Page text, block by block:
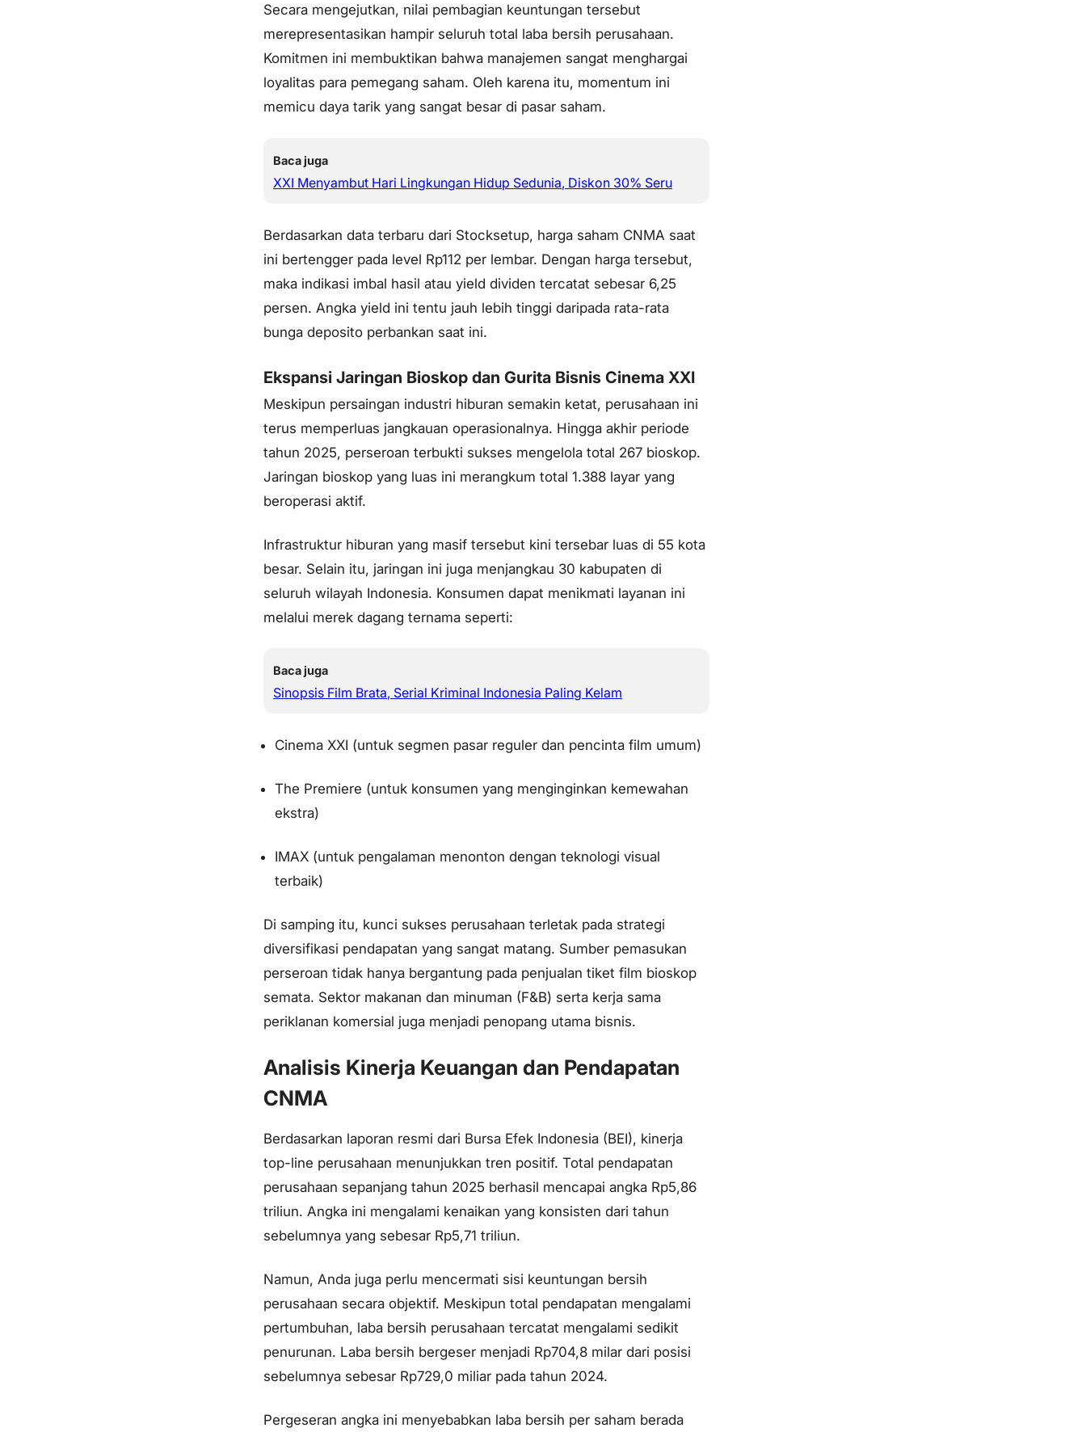
Secara mengejutkan, nilai pembagian keuntungan tersebut
merepresentasikan hampir seluruh total laba bersih perusahaan.
Komitmen ini membuktikan bahwa manajemen sangat menghargai
loyalitas para pemegang saham. Oleh karena itu, momentum ini
memicu daya tarik yang sangat besar di pasar saham.
Baca juga
XXI Menyambut Hari Lingkungan Hidup Sedunia, Diskon 30% Seru
Berdasarkan data terbaru dari Stocksetup, harga saham CNMA saat
ini bertengger pada level Rp112 per lembar. Dengan harga tersebut,
maka indikasi imbal hasil atauyield dividen tercatat sebesar 6,25
persen. Angkayield ini tentu jauh lebih tinggi daripada rata-rata
bunga deposito perbankan saat ini.
Ekspansi Jaringan Bioskop dan Gurita Bisnis Cinema XXI
Meskipun persaingan industri hiburan semakin ketat, perusahaan ini
terus memperluas jangkauan operasionalnya. Hingga akhir periode
tahun 2025, perseroan terbukti sukses mengelola total 267 bioskop.
Jaringan bioskop yang luas ini merangkum total 1.388 layar yang
beroperasi aktif.
Infrastruktur hiburan yang masif tersebut kini tersebar luas di 55 kota
besar. Selain itu, jaringan ini juga menjangkau 30 kabupaten di
seluruh wilayah Indonesia. Konsumen dapat menikmati layanan ini
melalui merek dagang ternama seperti:
Baca juga
Sinopsis Film Brata, Serial Kriminal Indonesia Paling Kelam
Cinema XXI (untuk segmen pasar reguler dan pencinta film umum)
The Premiere (untuk konsumen yang menginginkan kemewahan
ekstra)
IMAX (untuk pengalaman menonton dengan teknologi visual
terbaik)
Di samping itu, kunci sukses perusahaan terletak pada strategi
diversifikasi pendapatan yang sangat matang. Sumber pemasukan
perseroan tidak hanya bergantung pada penjualan tiket film bioskop
semata. Sektor makanan dan minuman (F&B) serta kerja sama
periklanan komersial juga menjadi penopang utama bisnis.
Analisis Kinerja Keuangan dan Pendapatan
CNMA
Berdasarkan laporan resmi dari Bursa Efek Indonesia (BEI), kinerja
top-line perusahaan menunjukkan tren positif. Total pendapatan
perusahaan sepanjang tahun 2025 berhasil mencapai angka Rp5,86
triliun. Angka ini mengalami kenaikan yang konsisten dari tahun
sebelumnya yang sebesar Rp5,71 triliun.
Namun, Anda juga perlu mencermati sisi keuntungan bersih
perusahaan secara objektif. Meskipun total pendapatan mengalami
pertumbuhan, laba bersih perusahaan tercatat mengalami sedikit
penurunan. Laba bersih bergeser menjadi Rp704,8 milar dari posisi
sebelumnya sebesar Rp729,0 miliar pada tahun 2024.
Pergeseran angka ini menyebabkan laba bersih per saham berada